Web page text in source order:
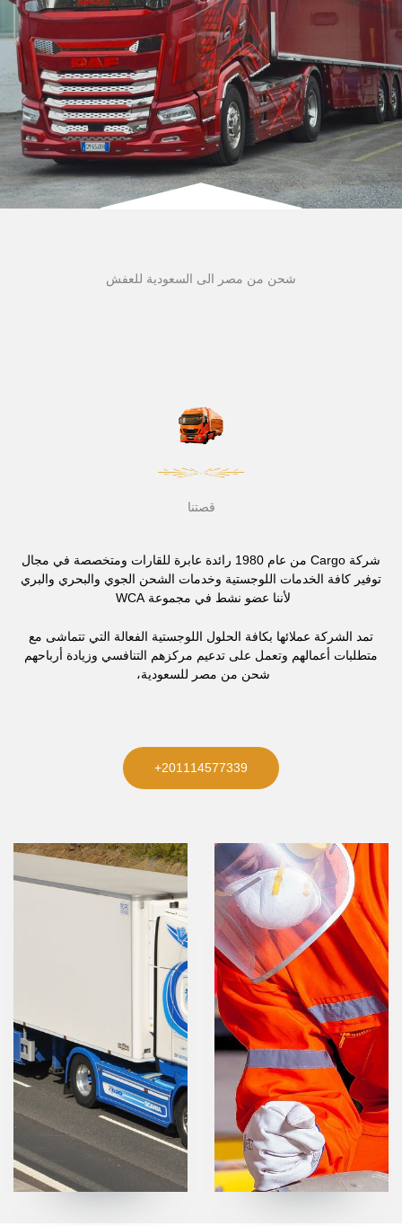
شحن من مصر الى السعودية للعفش
قصتنا
شركة Cargo من عام 1980 رائدة عابرة للقارات ومتخصصة في مجال
توفير كافة الخدمات اللوجستية وخدمات الشحن الجوي والبحري والبري
لأننا عضو نشط في مجموعة WCA
تمد الشركة عملائها بكافة الحلول اللوجستية الفعالة التي تتماشى مع
متطلبات أعمالهم وتعمل على تدعيم مركزهم التنافسي وزيادة أرباحهم
شحن من مصر للسعودية،
201114577339+